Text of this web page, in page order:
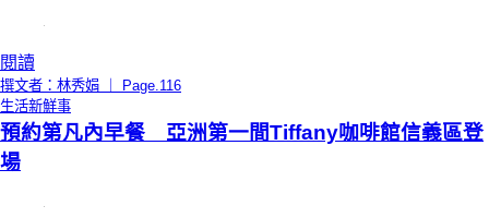
閱讀
撰文者：林秀娟 ｜ Page.116
生活新鮮事
預約第凡內早餐 亞洲第一間Tiffany咖啡館信義區登
場